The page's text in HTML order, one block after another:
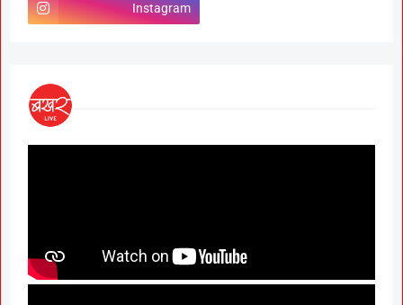
Instagram